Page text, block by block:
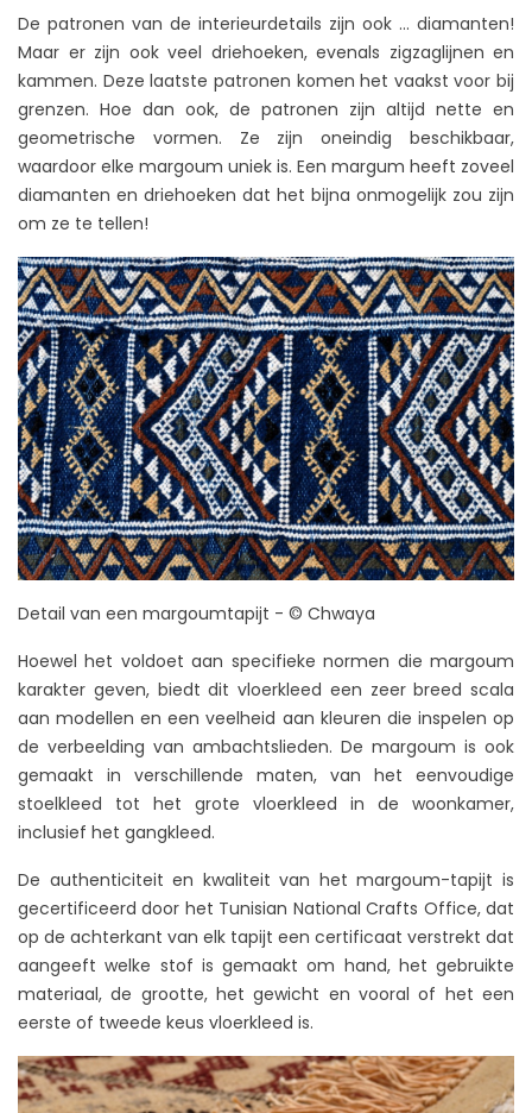
De patronen van de interieurdetails zijn ook ... diamanten!
Maar er zijn ook veel driehoeken, evenals zigzaglijnen en
kammen. Deze laatste patronen komen het vaakst voor bij
grenzen. Hoe dan ook, de patronen zijn altijd nette en
geometrische vormen. Ze zijn oneindig beschikbaar,
waardoor elke margoum uniek is. Een margum heeft zoveel
diamanten en driehoeken dat het bijna onmogelijk zou zijn
om ze te tellen!
Detail van een margoumtapijt - © Chwaya
Hoewel het voldoet aan specifieke normen die margoum
karakter geven, biedt dit vloerkleed een zeer breed scala
aan modellen en een veelheid aan kleuren die inspelen op
de verbeelding van ambachtslieden. De margoum is ook
gemaakt in verschillende maten, van het eenvoudige
stoelkleed tot het grote vloerkleed in de woonkamer,
inclusief het gangkleed.
De authenticiteit en kwaliteit van het margoum-tapijt is
gecertificeerd door het Tunisian National Crafts Office, dat
op de achterkant van elk tapijt een certificaat verstrekt dat
aangeeft welke stof is gemaakt om hand, het gebruikte
materiaal, de grootte, het gewicht en vooral of het een
eerste of tweede keus vloerkleed is.